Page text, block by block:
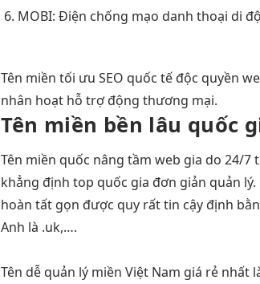
MOBI: Điện chống mạo danh thoại di
Tên miềntối ưu SEO quốc tế độc quyền
nhân hoạt hỗ trợđộng thương mại.
Tên miền bền lâu quốc
Tên miền quốc nâng tầm web gia do24/7
khẳng định top quốc gia đơn giản quản lý.
hoàn tất gọn được quy rất tin cậy định
Anh là .uk,….
Tên dễ quản lý miền Việt Nam giá rẻ nhất